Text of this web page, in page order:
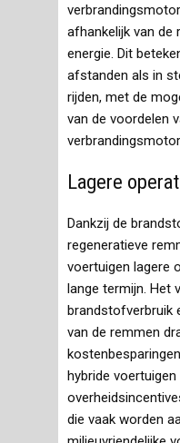
afhankelijk van de
energie. Dit
afstanden als in
rijden, met de
van de voordelen
Lagere
Dankzij de
regeneratieve
voertuigen lagere
lange termijn. Het
brandstofverbruik
van de remmen
hybride
die vaak worden